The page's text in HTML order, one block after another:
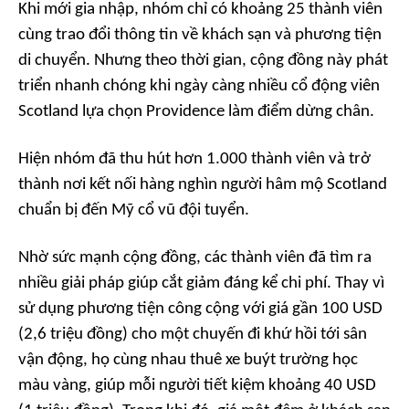
Khi mới gia nhập, nhóm chỉ có khoảng 25 thành viên
cùng trao đổi thông tin về khách sạn và phương tiện
di chuyển. Nhưng theo thời gian, cộng đồng này phát
triển nhanh chóng khi ngày càng nhiều cổ động viên
Scotland lựa chọn Providence làm điểm dừng chân.
Hiện nhóm đã thu hút hơn 1.000 thành viên và trở
thành nơi kết nối hàng nghìn người hâm mộ Scotland
chuẩn bị đến Mỹ cổ vũ đội tuyển.
Nhờ sức mạnh cộng đồng, các thành viên đã tìm ra
nhiều giải pháp giúp cắt giảm đáng kể chi phí. Thay vì
sử dụng phương tiện công cộng với giá gần 100 USD
(2,6 triệu đồng) cho một chuyến đi khứ hồi tới sân
vận động, họ cùng nhau thuê xe buýt trường học
màu vàng, giúp mỗi người tiết kiệm khoảng 40 USD